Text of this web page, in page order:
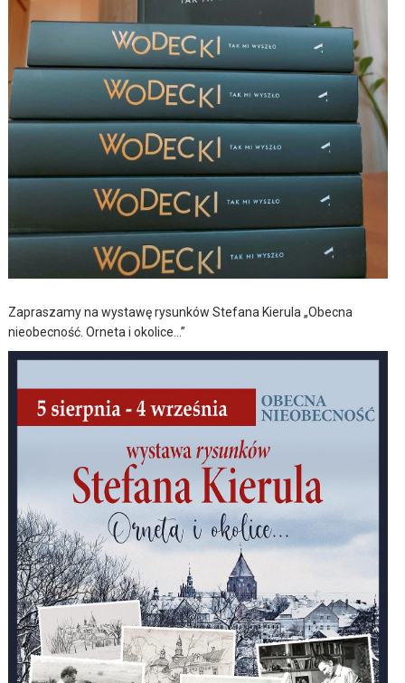
Zapraszamy na wystawę rysunków Stefana Kierula „Obecna
nieobecność. Orneta i okolice…”